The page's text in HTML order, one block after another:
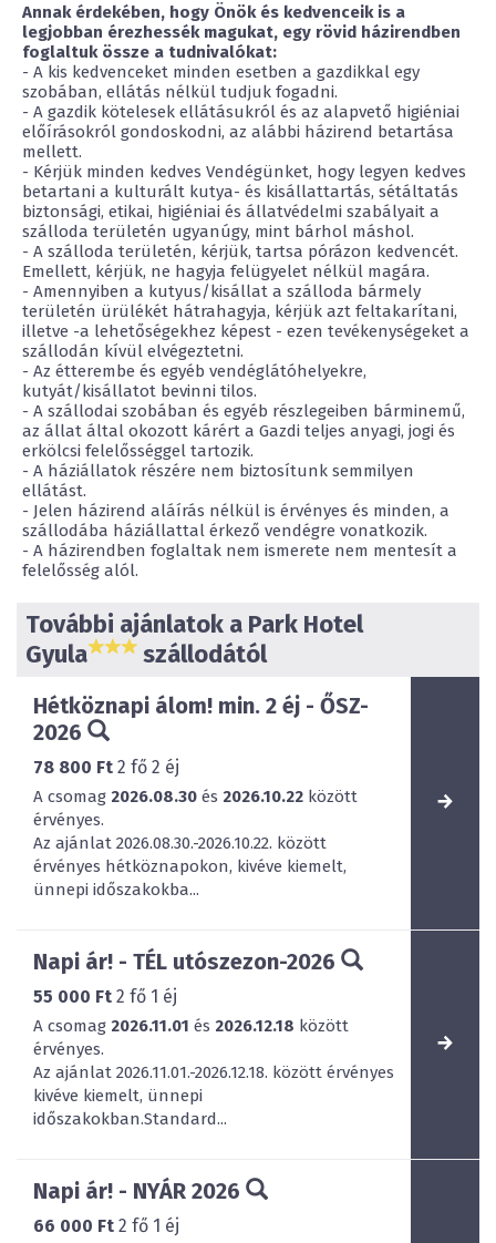
Annak érdekében, hogy Önök és kedvenceik is a
legjobban érezhessék magukat, egy rövid házirendben
foglaltuk össze a tudnivalókat:
- A kis kedvenceket minden esetben a gazdikkal egy
szobában, ellátás nélkül tudjuk fogadni.
- A gazdik kötelesek ellátásukról és az alapvető higiéniai
előírásokról gondoskodni, az alábbi házirend betartása
mellett.
- Kérjük minden kedves Vendégünket, hogy legyen kedves
betartani a kulturált kutya- és kisállattartás, sétáltatás
biztonsági, etikai, higiéniai és állatvédelmi szabályait a
szálloda területén ugyanúgy, mint bárhol máshol.
- A szálloda területén, kérjük, tartsa pórázon kedvencét.
Emellett, kérjük, ne hagyja felügyelet nélkül magára.
- Amennyiben a kutyus/kisállat a szálloda bármely
területén ürülékét hátrahagyja, kérjük azt feltakarítani,
illetve -a lehetőségekhez képest - ezen tevékenységeket a
szállodán kívül elvégeztetni.
- Az étterembe és egyéb vendéglátóhelyekre,
kutyát/kisállatot bevinni tilos.
- A szállodai szobában és egyéb részlegeiben bárminemű,
az állat által okozott kárért a Gazdi teljes anyagi, jogi és
erkölcsi felelősséggel tartozik.
- A háziállatok részére nem biztosítunk semmilyen
ellátást.
- Jelen házirend aláírás nélkül is érvényes és minden, a
szállodába háziállattal érkező vendégre vonatkozik.
- A házirendben foglaltak nem ismerete nem mentesít a
felelősség alól.
További ajánlatok a Park Hotel
Gyula
szállodától
Hétköznapi álom! min. 2 éj - ŐSZ-
2026
78 800 Ft 2 fő 2 éj
A csomag 2026.08.30 és 2026.10.22 között
érvényes.
Az ajánlat 2026.08.30.-2026.10.22. között
érvényes hétköznapokon, kivéve kiemelt,
ünnepi időszakokba...
Napi ár! - TÉL utószezon-2026
55 000 Ft 2 fő 1 éj
A csomag 2026.11.01 és 2026.12.18 között
érvényes.
Az ajánlat 2026.11.01.-2026.12.18. között érvényes
kivéve kiemelt, ünnepi
időszakokban.Standard...
Napi ár! - NYÁR 2026
66 000 Ft 2 fő 1 éj